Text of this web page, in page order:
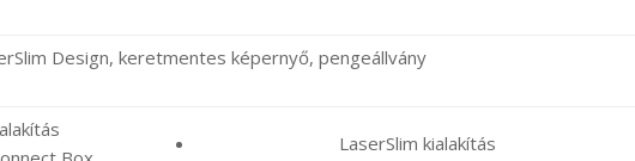
Design, keretmentes képernyő, pengeállvány
LaserSlim kialakítás